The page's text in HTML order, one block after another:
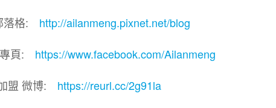
落格: http://ailanmeng.pixnet.net/blog
頁: https://www.facebook.com/Ailanmeng
盟 微博: https://reurl.cc/2g91la